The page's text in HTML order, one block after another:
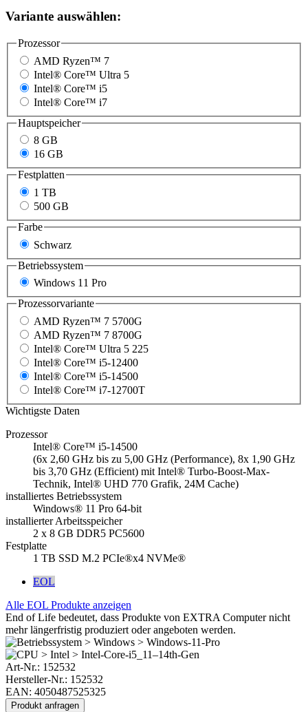
Variante auswählen:
Prozessor
AMD Ryzen™ 7
Intel® Core™ Ultra 5
Intel® Core™ i5
Intel® Core™ i7
Hauptspeicher
8 GB
16 GB
Festplatten
1 TB
500 GB
Farbe
Schwarz
Betriebssystem
Windows 11 Pro
Prozessorvariante
AMD Ryzen™ 7 5700G
AMD Ryzen™ 7 8700G
Intel® Core™ Ultra 5 225
Intel® Core™ i5-12400
Intel® Core™ i5-14500
Intel® Core™ i7-12700T
Wichtigste Daten
Prozessor
Intel® Core™ i5-14500
(6x 2,60 GHz bis zu 5,00 GHz (Performance), 8x 1,90 GHz
bis 3,70 GHz (Efficient) mit Intel® Turbo-Boost-Max-
Technik, Intel® UHD 770 Grafik, 24M Cache)
installiertes Betriebssystem
Windows® 11 Pro 64-bit
installierter Arbeitsspeicher
2 x 8 GB DDR5 PC5600
Festplatte
1 TB SSD M.2 PCIe®x4 NVMe®
EOL
Alle EOL Produkte anzeigen
End of Life bedeutet, dass Produkte von EXTRA Computer nicht
mehr längerfristig produziert oder angeboten werden.
Art-Nr.: 152532
Hersteller-Nr.: 152532
EAN: 4050487525325
Produkt anfragen